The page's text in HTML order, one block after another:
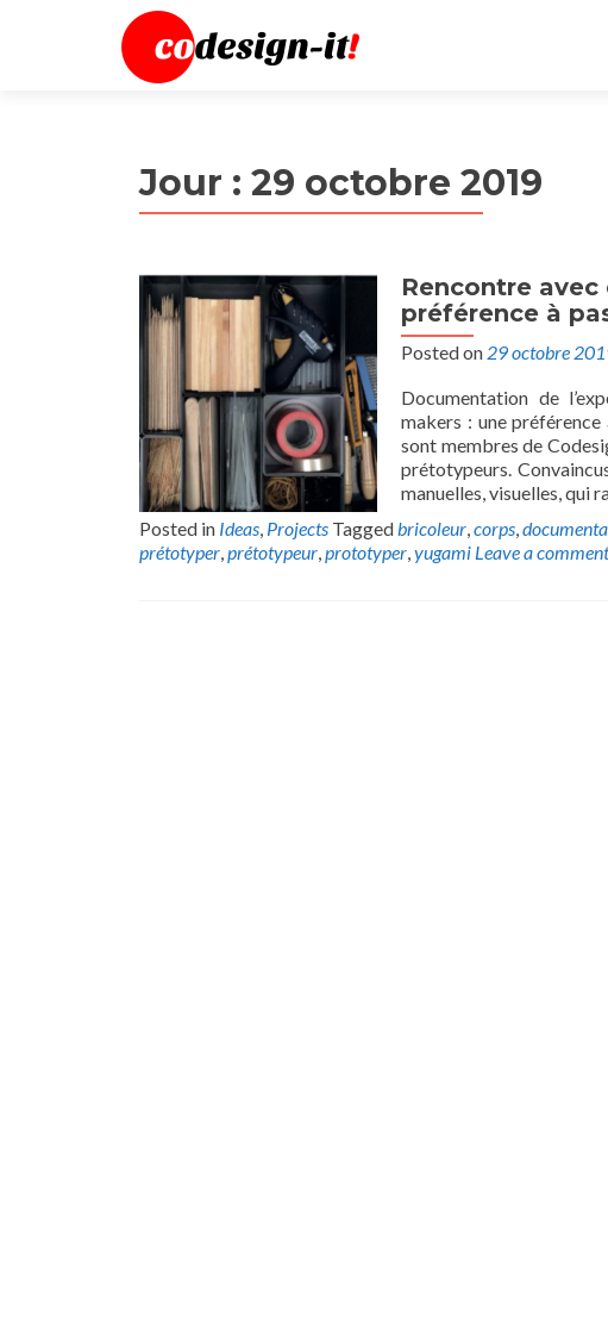
Jour : 29 octobre 2019
Rencontre
préférence à
Posted on 29 octobre
Documentation de
makers : une
sont membres de
prétotypeurs.
manuelles, visuelles, qui
Posted in Ideas, Projects Taggedbricoleur,corps,
prétotyper,prétotypeur,prototyper,yugami Leave a comment